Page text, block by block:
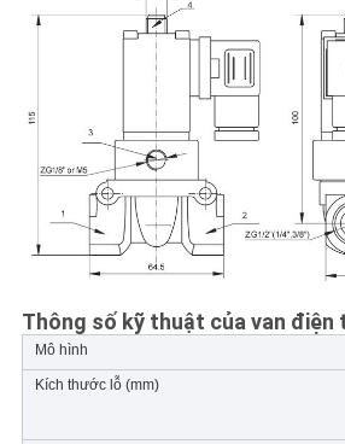
Thông số kỹ thuật của van điện
Mô hình
Kích thước lỗ (mm)